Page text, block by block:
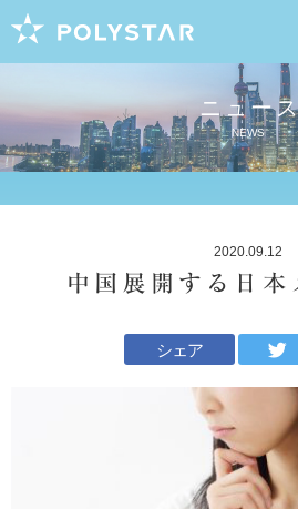
ニュー
NEWS
2020.09.12
中国展開する日
シェア